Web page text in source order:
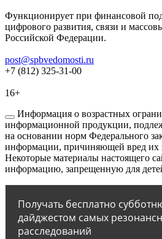
Функционирует при финансовой
цифрового развития, связи и
Российской Федерации.
post@spbvedomosti.ru
+7 (812) 325-31-00
16+
Информация о возрастных
информационной продукции,
на основании норм Федерального
информации, причиняющей вред их
Некоторые материалы настоящего
информацию, запрещенную для
Получать бесплатно
дайджестом самых
расследований